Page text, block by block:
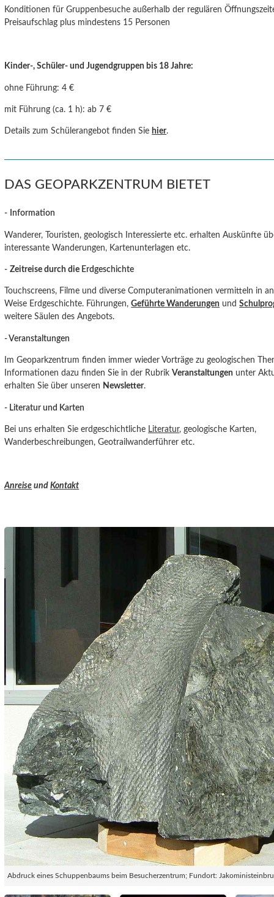
Konditionen für Gruppenbesuche außerhalb der regulären
Preisaufschlag plus mindestens 15 Personen
Kinder-, Schüler- und Jugendgruppen bis 18 Jahre:
ohne Führung:4 €
mit Führung (ca. 1 h): ab 7 €
Details zum Schülerangebot finden Sie hier.
DAS GEOPARKZENTRUM BIETET
- Information
Wanderer, Touristen, geologisch Interessierte etc. erhalten Auskünfte
interessante Wanderungen, Kartenunterlagen etc.
- Zeitreise durch die Erdgeschichte
Touchscreens, Filme und diverse Computeranimationen vermitteln in
Weise Erdgeschichte. Führungen,Geführte Wanderungen und
weitere Säulen des Angebots.
- Veranstaltungen
Im Geoparkzentrum finden immer wieder Vorträge zu geologischen
Informationen dazu finden Sie in der RubrikVeranstaltungen unter
erhalten Sie über unseren Newsletter.
- Literatur und Karten
Bei uns erhalten Sie erdgeschichtliche Literatur, geologische Karten,
Wanderbeschreibungen, Geotrailwanderführer etc.
Anreise undKontakt
Abdruck eines Schuppenbaums beim Besucherzentrum; Fundort: